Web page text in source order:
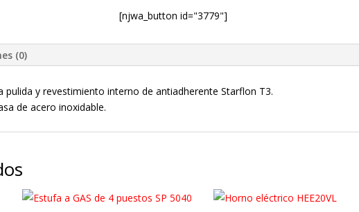
[njwa_button id="3779"]
(0)
y revestimiento interno de antiadherente Starflon T3.
de acero inoxidable.